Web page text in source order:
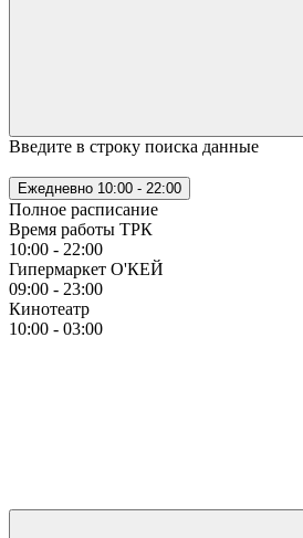
Введите в строку поиска данные
Ежедневно 10:00 - 22:00
Полное расписание
Время работы ТРК
10:00 - 22:00
Гипермаркет О'КЕЙ
09:00 - 23:00
Кинотеатр
10:00 - 03:00